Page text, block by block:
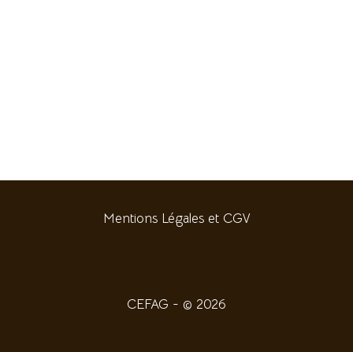
Mentions Légales et CGV
CEFAG - © 2026